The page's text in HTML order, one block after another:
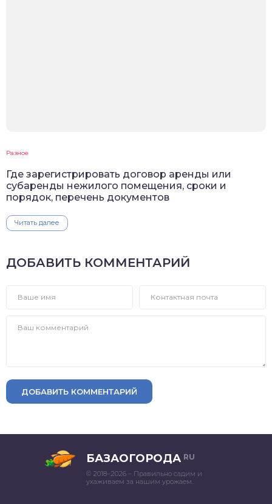
Разное
Где зарегистрировать договор аренды или
субаренды нежилого помещения, сроки и
порядок, перечень документов
Читать далее
ДОБАВИТЬ КОММЕНТАРИЙ
ДОБАВИТЬ КОММЕНТАРИЙ
БАЗАОГОРОДА RU
© 2018–2026 – Правильно садим и
ухаживаем за нашим урожаем.